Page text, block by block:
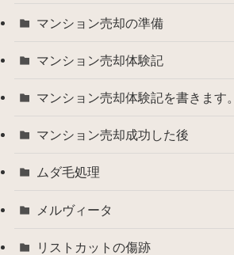
マンション売却の準備
マンション売却体験記
マンション売却体験記を書きます。
マンション売却成功した後
ムダ毛処理
メルヴィータ
リストカットの傷跡